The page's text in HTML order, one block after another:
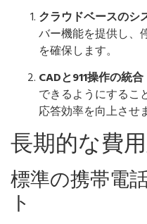
クラウドベースのシ
バー機能を提供し、
を確保します。
CADと911操作の統合
できるようにするこ
応答効率を向上させ
長期的な費
標準の携帯電
ト